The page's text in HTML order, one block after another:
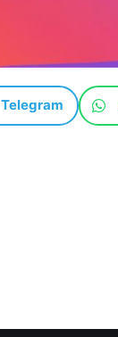
Telegram